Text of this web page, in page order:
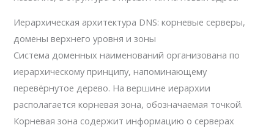
Иерархическая архитектура DNS: корневые серверы,
домены верхнего уровня и зоны
Система доменных наименований организована по
иерархическому принципу, напоминающему
перевёрнутое дерево. На вершине иерархии
располагается корневая зона, обозначаемая точкой.
Корневая зона содержит информацию о серверах